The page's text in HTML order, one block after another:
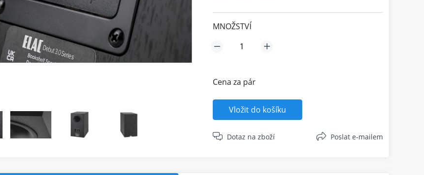
MNOŽSTVÍ
Cena za pár
Vložit do košíku
Dotaz na zboží Poslat e-mailem